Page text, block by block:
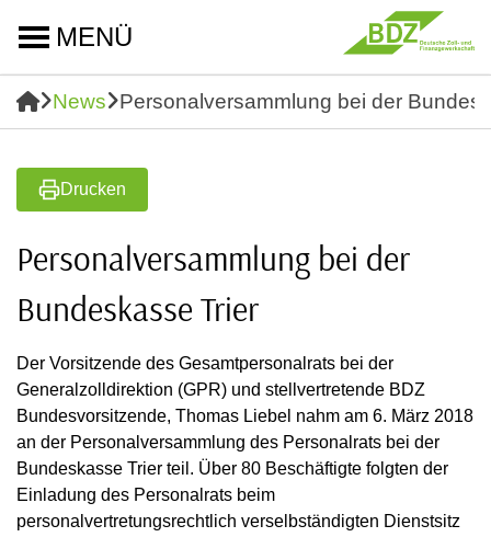
MENÜ
News Personalversammlung bei der
Drucken
Personalversammlung bei der
Bundeskasse Trier
Der Vorsitzende des Gesamtpersonalrats bei der
Generalzolldirektion (GPR) und stellvertretende BDZ
Bundesvorsitzende, Thomas Liebel nahm am 6. März 2018
an der Personalversammlung des Personalrats bei der
Bundeskasse Trier teil. Über 80 Beschäftigte folgten der
Einladung des Personalrats beim
personalvertretungsrechtlich verselbständigten Dienstsitz